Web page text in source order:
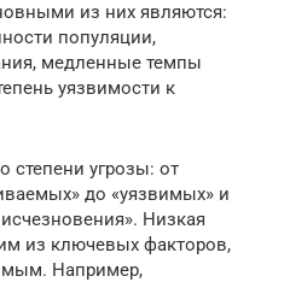
из них являются:
популяции,
медленные темпы
уязвимости к
степени угрозы: от
до «уязвимых» и
Низкая
из ключевых факторов,
Например,